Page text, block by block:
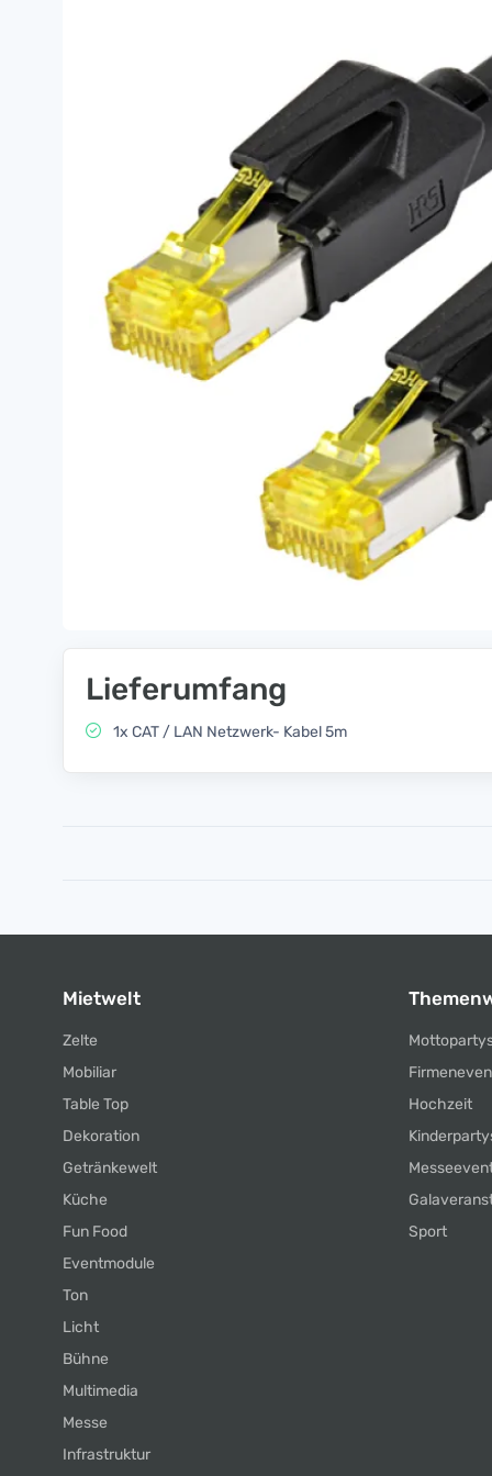
Lieferumfang
1x CAT / LAN Netzwerk- Kabel 5m
Mietwelt
Zelte
Mobiliar
Table Top
Dekoration
Getränkewelt
Küche
Fun Food
Eventmodule
Ton
Licht
Bühne
Multimedia
Messe
Infrastruktur
Hochzeit
Sport